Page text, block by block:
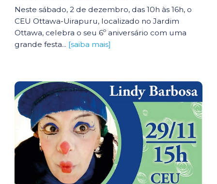
Neste sábado, 2 de dezembro, das 10h às 16h, o
CEU Ottawa-Uirapuru, localizado no Jardim
Ottawa, celebra o seu 6º aniversário com uma
grande festa... [saiba mais]